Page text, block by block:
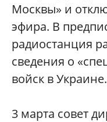
Москвы» и
эфира. В
радиостанция
сведения о
войск в Украине.
3 марта совет